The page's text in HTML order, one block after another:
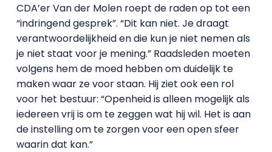
CDA’er Van der Molen roept de raden op tot een
“indringend gesprek”. “Dit kan niet. Je draagt
verantwoordelijkheid en die kun je niet nemen als
je niet staat voor je mening.” Raadsleden moeten
volgens hem de moed hebben om duidelijk te
maken waar ze voor staan. Hij ziet ook een rol
voor het bestuur: “Openheid is alleen mogelijk als
iedereen vrij is om te zeggen wat hij wil. Het is aan
de instelling om te zorgen voor een open sfeer
waarin dat kan.”